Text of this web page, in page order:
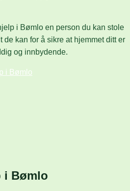
i Bømlo en person du kan stole
de kan for å sikre at hjemmet ditt er
og innbydende.
i Bømlo
i Bømlo